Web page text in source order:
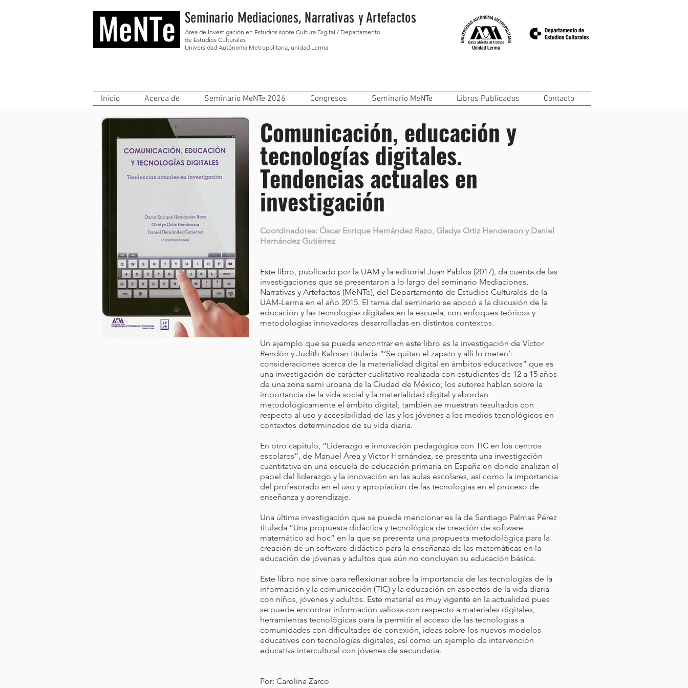
Seminario Mediaciones, Narrativas y Artefactos
Área de Investigación en Estudios sobre Cultura Digital / Departamento
de Estudios Culturales
Universidad Autónoma Metropolitana, unidad Lerma
Inicio Acerca de Seminario MeNTe 2026 Congresos Seminario MeNTe Libros Publicados Contacto
Comunicación, educación y
tecnologías digitales.
Tendencias actuales en
investigación
Coordinadores: Óscar Enrique Hernández Razo, Gladys Ortiz Henderson y Daniel
Hernández Gutiérrez
Este libro, publicado por la UAM y la editorial Juan Pablos (2017), da cuenta de las
investigaciones que se presentaron a lo largo del seminario Mediaciones,
Narrativas y Artefactos (MeNTe), del Departamento de Estudios Culturales de la
UAM-Lerma en el año 2015. El tema del seminario se abocó a la discusión de la
educación y las tecnologías digitales en la escuela, con enfoques teóricos y
metodologías innovadoras desarrolladas en distintos contextos.
Un ejemplo que se puede encontrar en este libro es la investigación de Víctor
Rendón y Judith Kalman titulada “‘Se quitan el zapato y allí lo meten’:
consideraciones acerca de la materialidad digital en ámbitos educativos” que es
una investigación de carácter cualitativo realizada con estudiantes de 12 a 15 años
de una zona semi urbana de la Ciudad de México; los autores hablan sobre la
importancia de la vida social y la materialidad digital y abordan
metodológicamente el ámbito digital; también se muestran resultados con
respecto al uso y accesibilidad de las y los jóvenes a los medios tecnológicos en
contextos determinados de su vida diaria.
En otro capítulo, “Liderazgo e innovación pedagógica con TIC en los centros
escolares”, de Manuel Área y Víctor Hernández, se presenta una investigación
cuantitativa en una escuela de educación primaria en España en donde analizan el
papel del liderazgo y la innovación en las aulas escolares, así como la importancia
del profesorado en el uso y apropiación de las tecnologías en el proceso de
enseñanza y aprendizaje.
Una última investigación que se puede mencionar es la de Santiago Palmas Pérez
titulada “Una propuesta didáctica y tecnológica de creación de software
matemático ad hoc” en la que se presenta una propuesta metodológica para la
creación de un software didáctico para la enseñanza de las matemáticas en la
educación de jóvenes y adultos que aún no concluyen su educación básica.
Este libro nos sirve para reflexionar sobre la importancia de las tecnologías de la
información y la comunicación (TIC) y la educación en aspectos de la vida diaria
con niños, jóvenes y adultos. Este material es muy vigente en la actualidad pues
se puede encontrar información valiosa con respecto a materiales digitales,
herramientas tecnológicas para la permitir el acceso de las tecnologías a
comunidades con dificultades de conexión, ideas sobre los nuevos modelos
educativos con tecnologías digitales, así como un ejemplo de intervención
educativa intercultural con jóvenes de secundaria.
Por: Carolina Zarco